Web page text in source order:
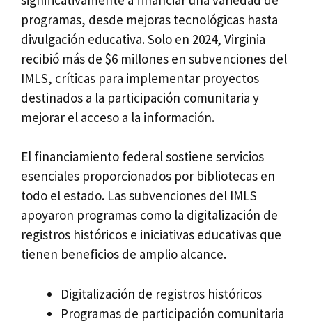
programas, desde mejoras tecnológicas hasta
divulgación educativa. Solo en 2024, Virginia
recibió más de $6 millones en subvenciones del
IMLS, críticas para implementar proyectos
destinados a la participación comunitaria y
mejorar el acceso a la información.
El financiamiento federal sostiene servicios
esenciales proporcionados por bibliotecas en
todo el estado. Las subvenciones del IMLS
apoyaron programas como la digitalización de
registros históricos e iniciativas educativas que
tienen beneficios de amplio alcance.
Digitalización de registros históricos
Programas de participación comunitaria